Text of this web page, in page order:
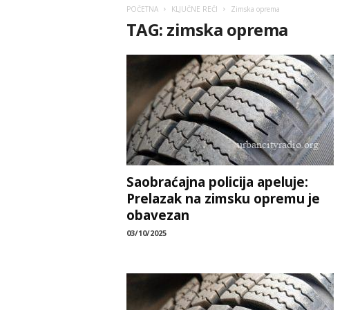
POČETNA KLJUČNE REČI Zimska oprema
TAG: zimska oprema
Saobraćajna policija apeluje:
Prelazak na zimsku opremu je
obavezan
03/10/2025